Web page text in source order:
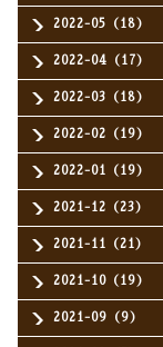
2022-05（18）
2022-04（17）
2022-03（18）
2022-02（19）
2022-01（19）
2021-12（23）
2021-11（21）
2021-10（19）
2021-09（9）